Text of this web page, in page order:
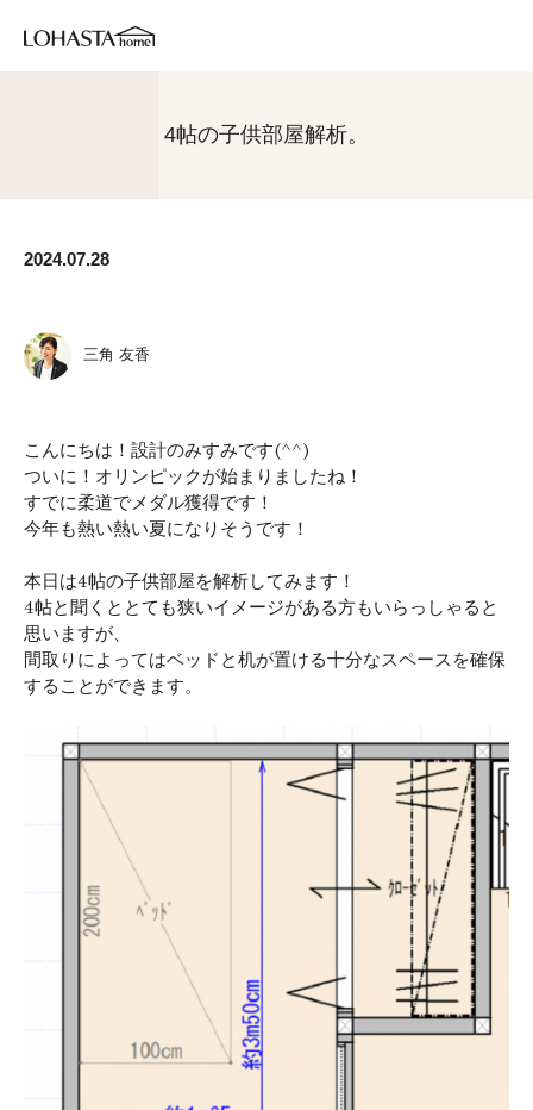
4帖の子供部屋解析。
2024.07.28
三角 友香
こんにちは！設計のみすみです(^^)
ついに！オリンピックが始まりましたね！
すでに柔道でメダル獲得です！
今年も熱い熱い夏になりそうです！
本日は4帖の子供部屋を解析してみます！
4帖と聞くととても狭いイメージがある方もいらっしゃると
思いますが、
間取りによってはベッドと机が置ける十分なスペースを確保
することができます。